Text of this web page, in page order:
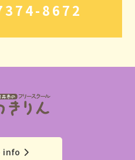
8672
info